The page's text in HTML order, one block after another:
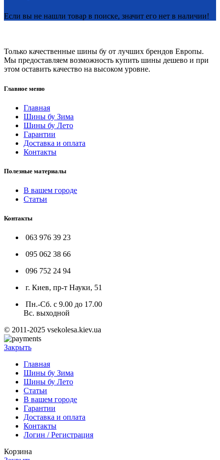
Если вы не нашли товар в поиске, значит его нет в наличии!
Только качественные шины бу от лучших брендов Европы.
Мы предоставляем возможность купить шины дешево и при
этом оставить качество на высоком уровне.
Главное меню
Главная
Шины бу Зима
Шины бу Лето
Гарантии
Доставка и оплата
Контакты
Полезные материалы
В вашем городе
Статьи
Контакты
063 976 39 23
095 062 38 66
096 752 24 94
г. Киев, пр-т Науки, 51
Пн.-Сб. с 9.00 до 17.00
Вс. выходной
© 2011-2025 vsekolesa.kiev.ua
Закрыть
Главная
Шины бу Зима
Шины бу Лето
Статьи
В вашем городе
Гарантии
Доставка и оплата
Контакты
Логин / Регистрация
Корзина